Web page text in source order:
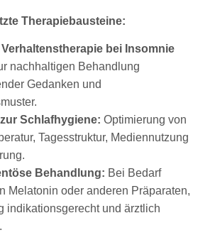
Therapiebausteine:
bei Insomnie
nachhaltigen Behandlung
Gedanken und
Schlafhygiene: Optimierung von
Tagesstruktur, Mediennutzung
Behandlung: Bei Bedarf
Melatonin oder anderen Präparaten,
indikationsgerecht und ärztlich